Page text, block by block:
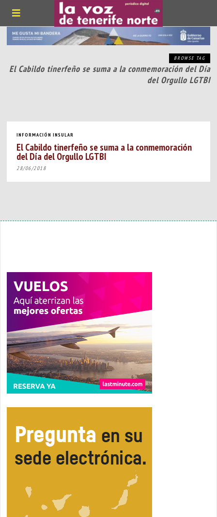
BROWSE TAG
El Cabildo tinerfeño se suma a la conmemoración del Día
del Orgullo LGTBI
INFORMACIÓN INSULAR
El Cabildo tinerfeño se suma a la conmemoración
del Día del Orgullo LGTBI
28/06/2018